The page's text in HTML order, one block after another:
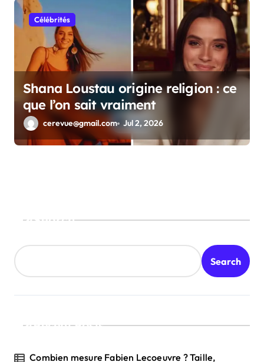
Célébrités
Shana Loustau origine religion : ce
que l’on sait vraiment
cerevue@gmail.com Jul 2, 2026
Search
Search
Recent Posts
Combien mesure Fabien Lecoeuvre ? Taille,